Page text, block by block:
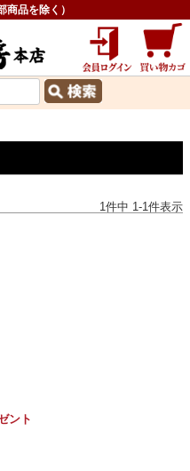
商品を除く）
グルメ
1件中 1-1件表示
ント